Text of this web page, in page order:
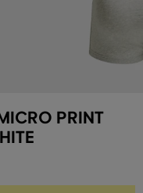
PRINT